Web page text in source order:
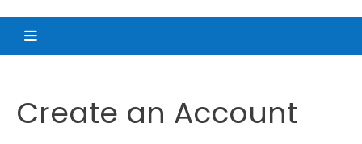
Create an Account